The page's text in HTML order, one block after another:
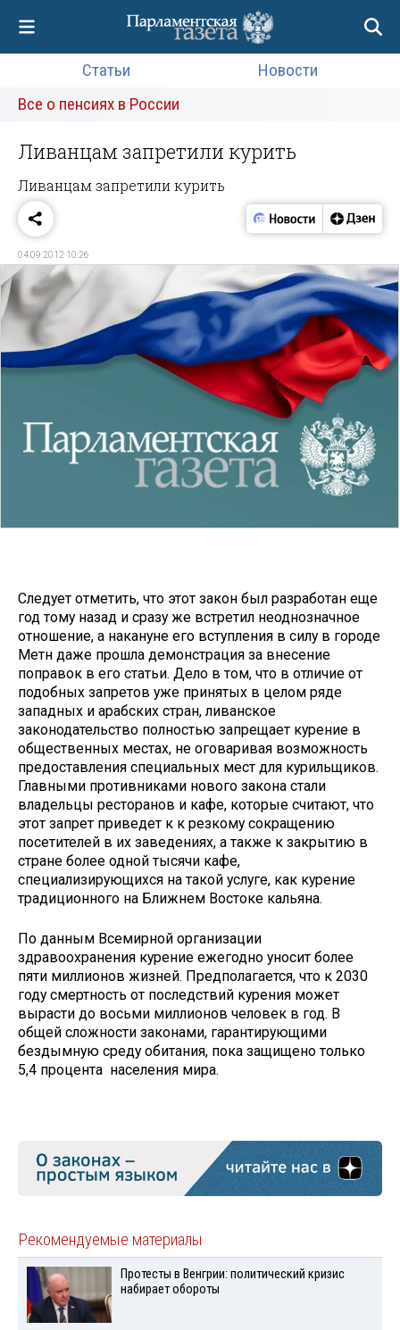
Статьи
Новости
Все о пенсиях в России
Ливанцам запретили курить
Ливанцам запретили курить
04.09.2012 10:26
Следует отметить, что этот закон был разработан еще
год тому назад и сразу же встретил неоднозначное
отношение, а накануне его вступления в силу в городе
Метн даже прошла демонстрация за внесение
поправок в его статьи. Дело в том, что в отличие от
подобных запретов уже принятых в целом ряде
западных и арабских стран, ливанское
законодательство полностью запрещает курение в
общественных местах, не оговаривая возможность
предоставления специальных мест для курильщиков.
Главными противниками нового закона стали
владельцы ресторанов и кафе, которые считают, что
этот запрет приведет к к резкому сокращению
посетителей в их заведениях, а также к закрытию в
стране более одной тысячи кафе,
специализирующихся на такой услуге, как курение
традиционного на Ближнем Востоке кальяна.
По данным Всемирной организации
здравоохранения курение ежегодно уносит более
пяти миллионов жизней. Предполагается, что к 2030
году смертность от последствий курения может
вырасти до восьми миллионов человек в год. В
общей сложности законами, гарантирующими
бездымную среду обитания, пока защищено только
5,4 процента населения мира.
Рекомендуемые материалы
Протесты в Венгрии: политический кризис
набирает обороты